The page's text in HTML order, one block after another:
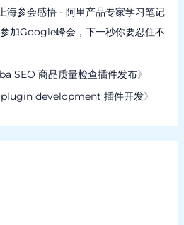
参会感悟 - 阿里产品专家学习笔记
加Google峰会，下一秒你要忍住不
SEO 商品质量检查插件发布》
development 插件开发》